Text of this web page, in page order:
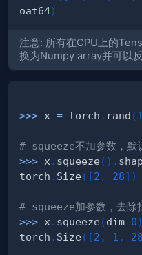
oat64)
注意: 所有在CPU上的
换为Numpy array并可以
>>> x = torch . rand (1
# squeeze不加参数，默
>>> x . squeeze ( ) .
torch . Size ( [2 , 28] )
# squeeze加参数，去除
>>> x . squeeze (dim=0)
torch . Size ( [2 , 1 , 28